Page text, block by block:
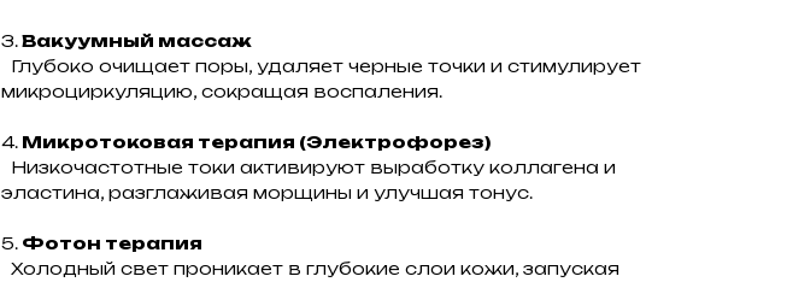
3.Вакуумный массаж
Глубоко очищает поры, удаляет черные точки и стимулирует
микроциркуляцию, сокращая воспаления.
4. Микротоковая терапия (Электрофорез)
Низкочастотные токи активируют выработку коллагена и
эластина, разглаживая морщины и улучшая тонус.
5. Фотон терапия
Холодный свет проникает в глубокие слои кожи, запуская